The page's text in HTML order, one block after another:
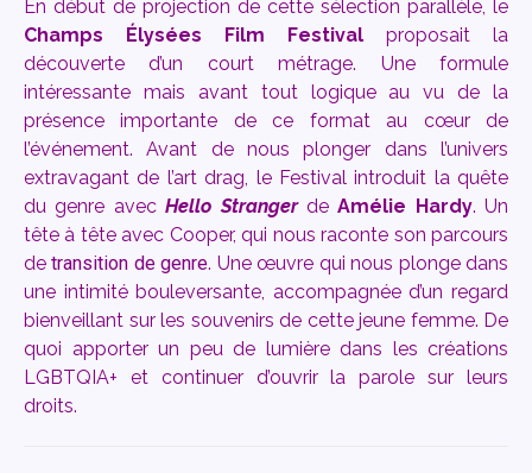
En début de projection de cette sélection parallèle, le
Champs Élysées Film Festival proposait la
découverte d’un court métrage. Une formule
intéressante mais avant tout logique au vu de la
présence importante de ce format au cœur de
l’événement. Avant de nous plonger dans l’univers
extravagant de l’art drag, le Festival introduit la quête
du genre avecHello StrangerdeAmélie Hardy. Un
tête à tête avec Cooper, qui nous raconte son parcours
detransition de genre. Une œuvre qui nous plonge dans
une intimité bouleversante, accompagnée d’un regard
bienveillant sur les souvenirs de cette jeune femme. De
quoi apporter un peu de lumière dans les créations
LGBTQIA+ et continuer d’ouvrir la parole sur leurs
droits.